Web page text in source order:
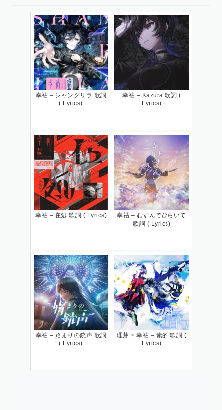
幸祜 – シャングリラ 歌詞
( Lyrics)
幸祜 – Kazura 歌詞 (
Lyrics)
幸祜 – 在処 歌詞 ( Lyrics)
幸祜 – むすんでひらいて
歌詞 ( Lyrics)
幸祜 – 始まりの銃声 歌詞
( Lyrics)
理芽 × 幸祜 – 素的 歌詞 (
Lyrics)